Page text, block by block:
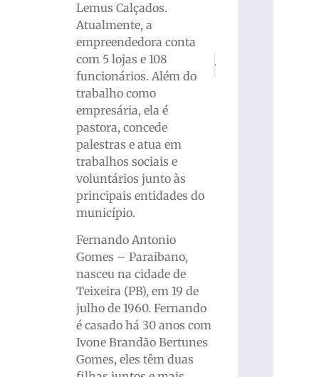
Lemus Calçados.
Atualmente, a
empreendedora conta
com 5 lojas e 108
funcionários. Além do
trabalho como
empresária, ela é
pastora, concede
palestras e atua em
trabalhos sociais e
voluntários junto às
principais entidades do
município.
Fernando Antonio
Gomes – Paraibano,
nasceu na cidade de
Teixeira (PB), em 19 de
julho de 1960. Fernando
é casado há 30 anos com
Ivone Brandão Bertunes
Gomes, eles têm duas